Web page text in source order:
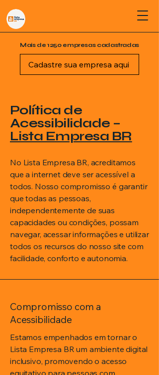
Mais de 1250 empresas cadastradas
Cadastre sua empresa aqui
Política de
Acessibilidade –
Lista Empresa BR
No Lista Empresa BR, acreditamos
que a internet deve ser acessível a
todos. Nosso compromisso é garantir
que todas as pessoas,
independentemente de suas
capacidades ou condições, possam
navegar, acessar informações e utilizar
todos os recursos do nosso site com
facilidade, conforto e autonomia.
Compromisso com a
Acessibilidade
Estamos empenhados em tornar o
Lista Empresa BR um ambiente digital
inclusivo, promovendo o acesso
equitativo para pessoas com